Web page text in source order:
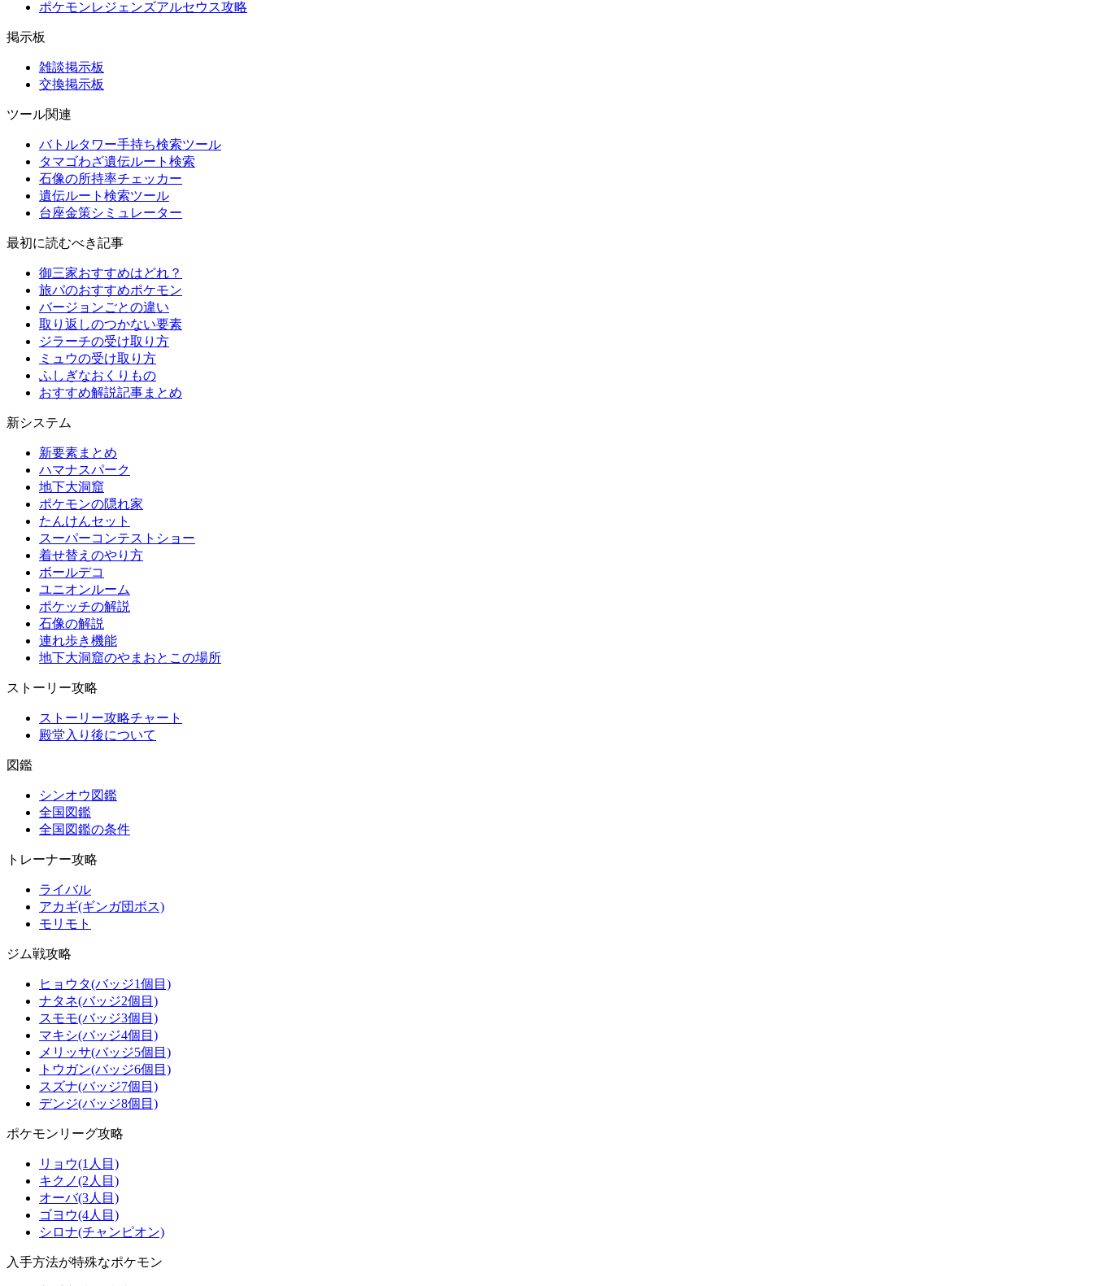
ポケモンレジェンズアルセウス攻略
掲示板
雑談掲示板
交換掲示板
ツール関連
バトルタワー手持ち検索ツール
タマゴわざ遺伝ルート検索
石像の所持率チェッカー
遺伝ルート検索ツール
台座金策シミュレーター
最初に読むべき記事
御三家おすすめはどれ？
旅パのおすすめポケモン
バージョンごとの違い
取り返しのつかない要素
ジラーチの受け取り方
ミュウの受け取り方
ふしぎなおくりもの
おすすめ解説記事まとめ
新システム
新要素まとめ
ハマナスパーク
地下大洞窟
ポケモンの隠れ家
たんけんセット
スーパーコンテストショー
着せ替えのやり方
ボールデコ
ユニオンルーム
ポケッチの解説
石像の解説
連れ歩き機能
地下大洞窟のやまおとこの場所
ストーリー攻略
ストーリー攻略チャート
殿堂入り後について
図鑑
シンオウ図鑑
全国図鑑
全国図鑑の条件
トレーナー攻略
ライバル
アカギ(ギンガ団ボス)
モリモト
ジム戦攻略
ヒョウタ(バッジ1個目)
ナタネ(バッジ2個目)
スモモ(バッジ3個目)
マキシ(バッジ4個目)
メリッサ(バッジ5個目)
トウガン(バッジ6個目)
スズナ(バッジ7個目)
デンジ(バッジ8個目)
ポケモンリーグ攻略
リョウ(1人目)
キクノ(2人目)
オーバ(3人目)
ゴヨウ(4人目)
シロナ(チャンピオン)
入手方法が特殊なポケモン